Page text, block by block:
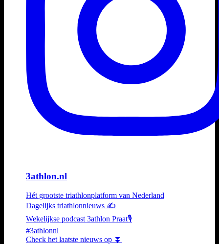
3athlon.nl
Hét grootste triathlonplatform van Nederland
Dagelijks triathlonnieuws ✍️
Wekelijkse podcast 3athlon Praat🎙️
#3athlonnl
Check het laatste nieuws op ⏬